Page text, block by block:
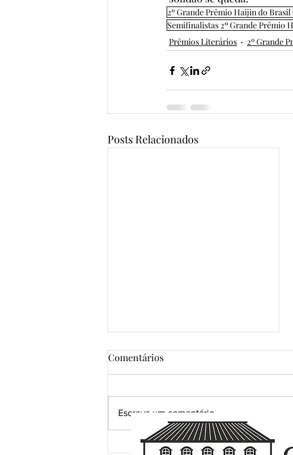
2º Grande Prêmio Haijin do Brasil
Semifinalistas 2º Grande Prêmio
Prêmios Literários
2º Grande
Posts Relacionados
Uma pena. R$ 120.000,00 em
Comentários
Escreva um comentário